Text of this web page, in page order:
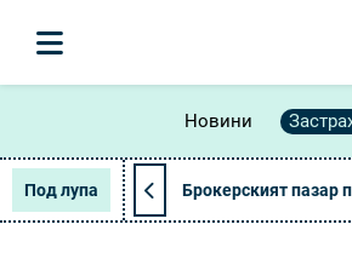
Новини
Под лупа Брокерският пазар